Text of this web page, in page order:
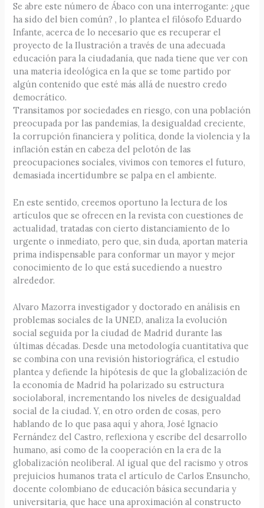
Se abre este número de Ábaco con una interrogante: ¿que
ha sido del bien común? , lo plantea el filósofo Eduardo
Infante, acerca de lo necesario que es recuperar el
proyecto de la Ilustración a través de una adecuada
educación para la ciudadanía, que nada tiene que ver con
una materia ideológica en la que se tome partido por
algún contenido que esté más allá de nuestro credo
democrático.
Transitamos por sociedades en riesgo, con una población
preocupada por las pandemias, la desigualdad creciente,
la corrupción financiera y política, donde la violencia y la
inflación están en cabeza del pelotón de las
preocupaciones sociales, vivimos con temores el futuro,
demasiada incertidumbre se palpa en el ambiente.
En este sentido, creemos oportuno la lectura de los
artículos que se ofrecen en la revista con cuestiones de
actualidad, tratadas con cierto distanciamiento de lo
urgente o inmediato, pero que, sin duda, aportan materia
prima indispensable para conformar un mayor y mejor
conocimiento de lo que está sucediendo a nuestro
alrededor.
Alvaro Mazorra investigador y doctorado en análisis en
problemas sociales de la UNED, analiza la evolución
social seguida por la ciudad de Madrid durante las
últimas décadas. Desde una metodología cuantitativa que
se combina con una revisión historiográfica, el estudio
plantea y defiende la hipótesis de que la globalización de
la economía de Madrid ha polarizado su estructura
sociolaboral, incrementando los niveles de desigualdad
social de la ciudad. Y, en otro orden de cosas, pero
hablando de lo que pasa aquí y ahora, José Ignacio
Fernández del Castro, reflexiona y escribe del desarrollo
humano, así como de la cooperación en la era de la
globalización neoliberal. Al igual que del racismo y otros
prejuicios humanos trata el artículo de Carlos Ensuncho,
docente colombiano de educación básica secundaria y
universitaria, que hace una aproximación al constructo